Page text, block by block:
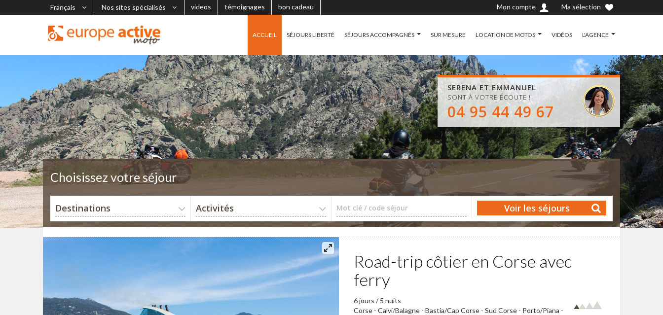
Français Nos sites spécialisés videos témoignages bon cadeau Ma sélection
Mon compte
ACCUEIL SÉJOURS LIBERTÉ SÉJOURS ACCOMPAGNÉS SUR MESURE LOCATION DE MOTOS VIDÉOS L'AGENCE
SERENA ET EMMANUEL
SONT À VOTRE ÉCOUTE !
04 95 44 49 67
Choisissez votre séjour
Destinations Activités Mot clé / code séjour Voir les séjours
Road-trip côtier en Corse avec
ferry
6 jours / 5 nuits
Corse - Calvi/Balagne - Bastia/Cap Corse - Sud Corse - Porto/Piana -